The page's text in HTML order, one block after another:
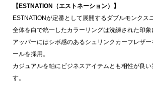
【ESTNATION（エストネーション）】
ESTNATIONが定番として展開するダブルモンクス
全体を白で統一したカラーリングは洗練された印象
アッパーにはシボ感のあるシュリンクカーフレザ
ールを採用。
カジュアルを軸にビジネスアイテムとも相性が良い
す。